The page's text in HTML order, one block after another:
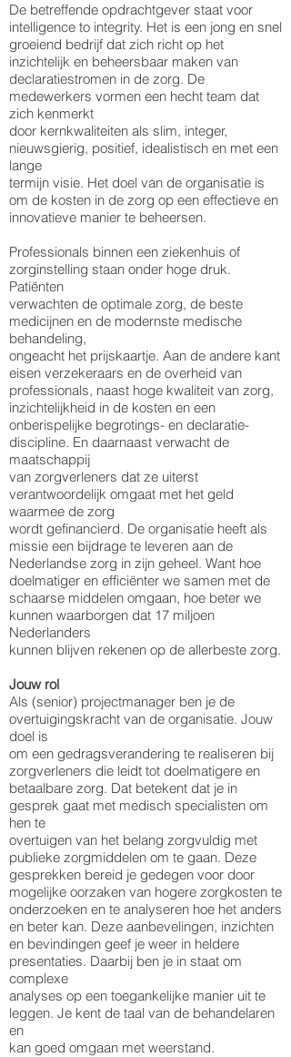
De betreffende opdrachtgever staat voor
intelligence to integrity. Het is een jong en snel
groeiend bedrijf dat zich richt op het
inzichtelijk en beheersbaar maken van
declaratiestromen in de zorg. De
medewerkers vormen een hecht team dat
zich kenmerkt
door kernkwaliteiten als slim, integer,
nieuwsgierig, positief, idealistisch en met een
lange
termijn visie. Het doel van de organisatie is
om de kosten in de zorg op een effectieve en
innovatieve manier te beheersen.
Professionals binnen een ziekenhuis of
zorginstelling staan onder hoge druk.
Patiënten
verwachten de optimale zorg, de beste
medicijnen en de modernste medische
behandeling,
ongeacht het prijskaartje. Aan de andere kant
eisen verzekeraars en de overheid van
professionals, naast hoge kwaliteit van zorg,
inzichtelijkheid in de kosten en een
onberispelijke begrotings- en declaratie-
discipline. En daarnaast verwacht de
maatschappij
van zorgverleners dat ze uiterst
verantwoordelijk omgaat met het geld
waarmee de zorg
wordt gefinancierd. De organisatie heeft als
missie een bijdrage te leveren aan de
Nederlandse zorg in zijn geheel. Want hoe
doelmatiger en efficiënter we samen met de
schaarse middelen omgaan, hoe beter we
kunnen waarborgen dat 17 miljoen
Nederlanders
kunnen blijven rekenen op de allerbeste zorg.
Jouw rol
Als (senior) projectmanager ben je de
overtuigingskracht van de organisatie. Jouw
doel is
om een gedragsverandering te realiseren bij
zorgverleners die leidt tot doelmatigere en
betaalbare zorg. Dat betekent dat je in
gesprek gaat met medisch specialisten om
hen te
overtuigen van het belang zorgvuldig met
publieke zorgmiddelen om te gaan. Deze
gesprekken bereid je gedegen voor door
mogelijke oorzaken van hogere zorgkosten te
onderzoeken en te analyseren hoe het anders
en beter kan. Deze aanbevelingen, inzichten
en bevindingen geef je weer in heldere
presentaties. Daarbij ben je in staat om
complexe
analyses op een toegankelijke manier uit te
leggen. Je kent de taal van de behandelaren
en
kan goed omgaan met weerstand.